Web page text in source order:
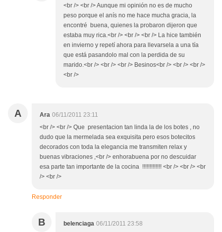
<br /> <br /> Aunque mi opinión no es de mucho
peso porque el anís no me hace mucha gracia, la
encontré buena, quienes la probaron dijeron que
estaba muy rica.<br /> <br /> <br /> La hice también
en invierno y repetí ahora para llevarsela a una tía
que está pasandolo mal con la perdida de su
marido.<br /> <br /> <br /> Besinos<br /> <br /> <br />
<br />
A Ara 06/11/2011 23:11
<br /> <br /> Que presentacion tan linda la de los botes , no
dudo que la mermelada sea exquisita pero esos botecitos
decorados con toda la elegancia me transmiten relax y
buenas vibraciones ,<br /> enhorabuena por no descuidar
esa parte tan importante de la cocina !!!!!!!!!!!!! <br /> <br /> <br
/> <br />
Responder
B belenciaga 06/11/2011 23:58